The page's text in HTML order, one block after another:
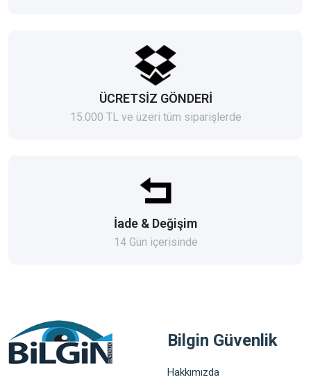
ÜCRETSİZ GÖNDERİ
15.000 TL ve üzeri tüm siparişlerde
İade & Değişim
14 Gün içerisinde
Bilgin Güvenlik
Hakkımızda